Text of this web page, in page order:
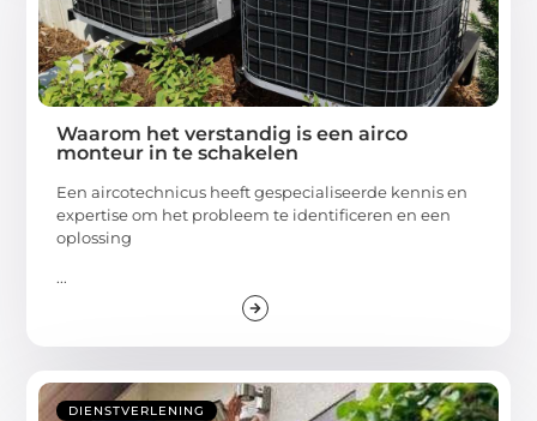
Waarom het verstandig is een airco
monteur in te schakelen
Een aircotechnicus heeft gespecialiseerde kennis en
expertise om het probleem te identificeren en een
oplossing
...
DIENSTVERLENING